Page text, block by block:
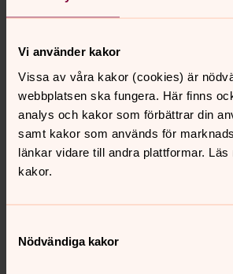
Vi använder kakor
Vissa av våra kakor (cookies) är
webbplatsen ska fungera. Här finns
analys och kakor som förbättrar din
samt kakor som används för
länkar vidare till andra plattformar.
kakor.
Nödvändiga kakor
Roos-Marie Oskarsson
Barn och ungdom - Pedagog,
Trollhättan
Direkt:
0520-47 29 61
roos-
Anna Ristorp